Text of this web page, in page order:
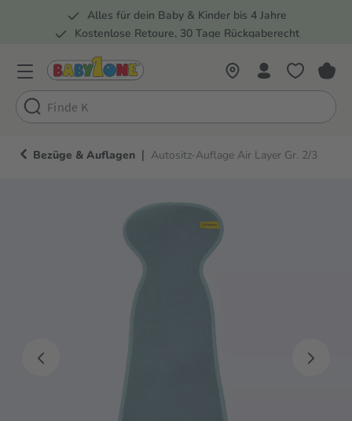
Zur Hauptnavigation springen
Alles für dein Baby & Kinder bis 4 Jahre
Kostenlose Retoure, 30 Tage Rückgaberecht
Bezüge & Auflagen | Autositz-Auflage Air Layer Gr. 2/3